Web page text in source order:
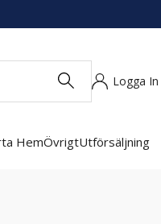
Logga In
HemÖvrigtUtförsäljning